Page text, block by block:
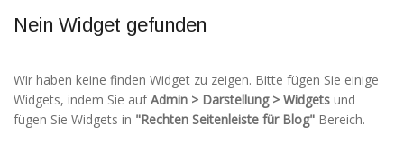
Nein Widget gefunden
Wir haben keine finden Widget zu zeigen. Bitte fügen Sie einige
Widgets, indem Sie aufAdmin > Darstellung > Widgets und
fügen Sie Widgets in "Rechten Seitenleiste für Blog" Bereich.